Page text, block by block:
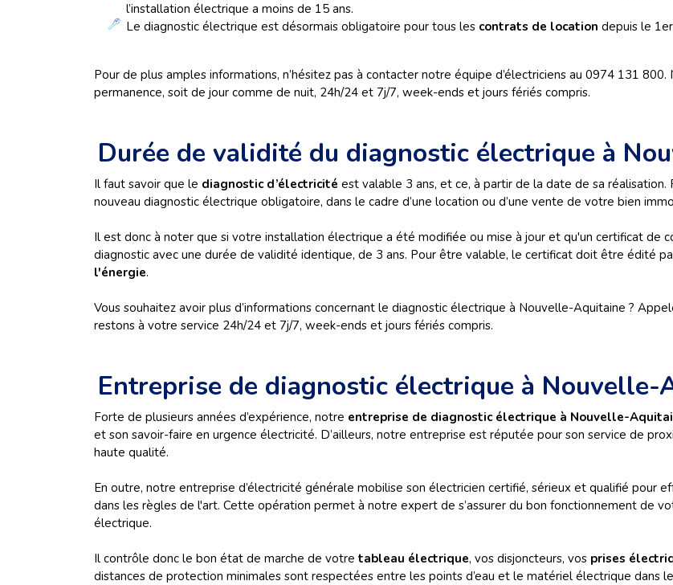
l’installation électrique a moins de 15 ans.
Le diagnostic électrique est désormais obligatoire pour tous les contrats de location depuis le
Pour de plus amples informations, n’hésitez pas à contacter notre équipe d’électriciens au 0974 131
permanence, soit de jour comme de nuit, 24h/24 et 7j/7, week-ends et jours fériés compris.
Durée de validité du diagnostic électrique à
Il faut savoir que le diagnostic d’électricité est valable 3 ans, et ce, à partir de la date de sa
nouveau diagnostic électrique obligatoire, dans le cadre d’une location ou d’une vente de votre bien
Il est donc à noter que si votre installation électrique a été modifiée ou mise à jour et qu'un certificat de
diagnostic avec une durée de validité identique, de 3 ans. Pour être valable, le certificat doit être édité
l'énergie.
Vous souhaitez avoir plus d’informations concernant le diagnostic électrique à Nouvelle-Aquitaine ?
restons à votre service 24h/24 et 7j/7, week-ends et jours fériés compris.
Entreprise de diagnostic électrique à Nouvelle-
Forte de plusieurs années d’expérience, notre entreprise de diagnostic électrique à Nouvelle-
et son savoir-faire en urgence électricité. D’ailleurs, notre entreprise est réputée pour son service de
haute qualité.
En outre, notre entreprise d’électricité générale mobilise son électricien certifié, sérieux et qualifié pour
dans les règles de l'art. Cette opération permet à notre expert de s’assurer du bon fonctionnement de
électrique.
Il contrôle donc le bon état de marche de votre tableau électrique, vos disjoncteurs, vos prises
distances de protection minimales sont respectées entre les points d’eau et le matériel électrique dans